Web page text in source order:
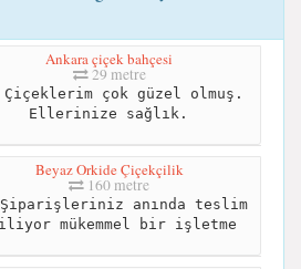
Ankara çiçek bahçesi
29 metre
çok güzel olmuş.
Ellerinize sağlık.
Beyaz Orkide Çiçekçilik
160 metre
anında teslim
mükemmel bir işletme